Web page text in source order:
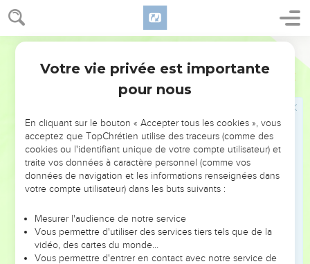
Genèse 13
était arrosée partout, avant que l'Éternel détruisît Sodome et
Gomorrhe, comme le jardin de l'Éternel, comme le pays
d'Égypte, quand tu viens à Tsoar.
Et Lot choisit pour lui toute la plaine du Jourdain ; et Lot
partit vers l'orient. Et ils se séparèrent l'un de l'autre :
les villes de la plaine, et dressa ses tentes jusqu'à Sodome.
Or les hommes de Sodome étaient méchants, et grands
pécheurs devant l'Éternel.
Et l'Éternel dit à Abram, après que Lot se fut séparé de lui :
vers le midi, et vers l'orient, et vers l'occident ;
car tout le pays que tu vois, je te le donnerai, et à ta
semence, pour toujours ;
Votre vie privée est importante
pour nous
En cliquant sur le bouton « Accepter tous les cookies », vous
acceptez que TopChrétien utilise des traceurs (comme des
cookies ou l'identifiant unique de votre compte utilisateur) et
traite vos données à caractère personnel (comme vos
données de navigation et les informations renseignées dans
votre compte utilisateur) dans les buts suivants :
Mesurer l'audience de notre service
Vous permettre d'utiliser des services tiers tels que de la
vidéo, des cartes du monde…
Vous permettre d'entrer en contact avec notre service de